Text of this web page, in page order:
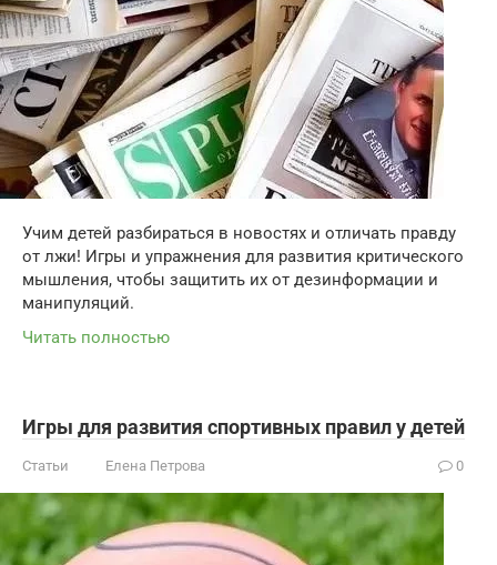
Учим детей разбираться в новостях и отличать правду
от лжи! Игры и упражнения для развития критического
мышления, чтобы защитить их от дезинформации и
манипуляций.
Читать полностью
Игры для развития спортивных правил у детей
Статьи Елена Петрова 0